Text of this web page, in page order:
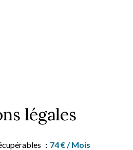
légales
74 € / Mois